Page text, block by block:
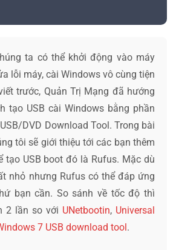
ta có thể khởi động vào máy
lỗi máy, cài Windows vô cùng tiện
trước, Quản Trị Mạng đã hướng
tạo USB cài Windows bằng phần
DVD Download Tool. Trong bài
tôi sẽ giới thiệu tới các bạn thêm
tạo USB boot đó là Rufus. Mặc dù
nhỏ nhưng Rufus có thể đáp ứng
bạn cần. So sánh về tốc độ thì
2 lần so với UNetbootin, Universal
7 USB download tool.